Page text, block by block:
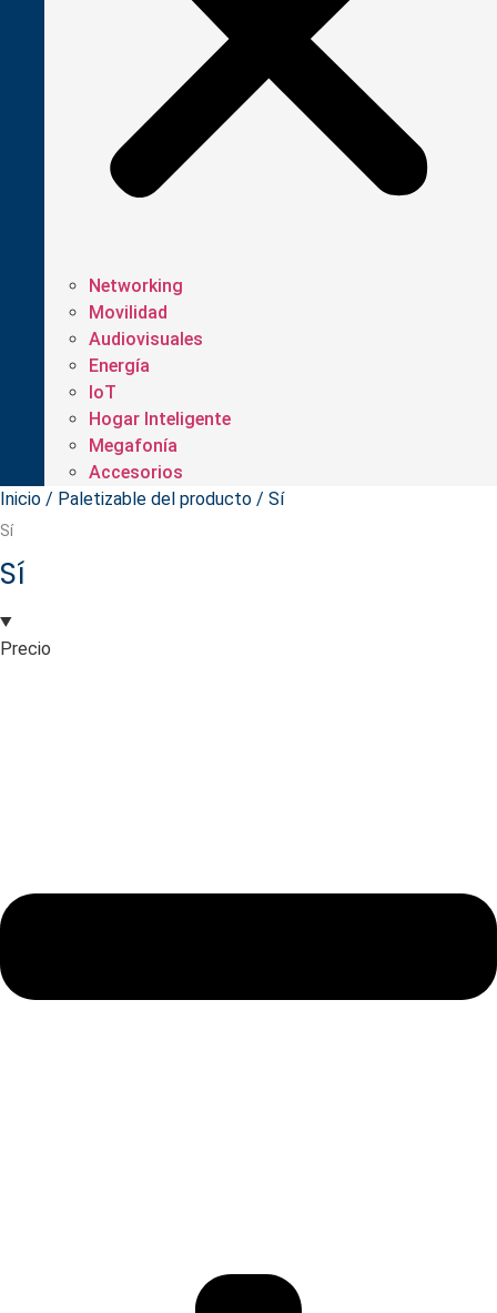
Networking
Movilidad
Audiovisuales
Energía
IoT
Hogar Inteligente
Megafonía
Accesorios
Inicio / Paletizable del producto / Sí
Sí
Sí
Precio